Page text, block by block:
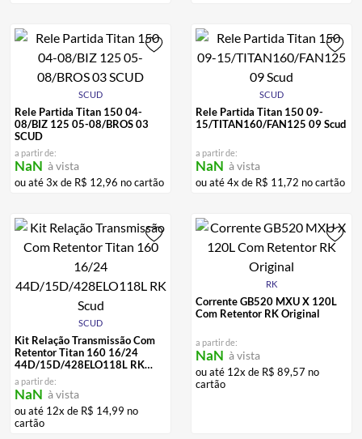
SCUD
Rele Partida Titan 150 04-
08/BIZ 125 05-08/BROS 03
SCUD
a partir de:
NaN à vista
ou até3x de R$ 12,96 no cartão
SCUD
Rele Partida Titan 150 09-
15/TITAN160/FAN125 09 Scud
a partir de:
NaN à vista
ou até4x de R$ 11,72 no cartão
SCUD
Kit Relação Transmissão Com
Retentor Titan 160 16/24
44D/15D/428ELO118L RK
Scud
a partir de:
NaN à vista
ou até 12x de R$ 14,99 no
cartão
RK
Corrente GB520 MXU X 120L
Com Retentor RK Original
a partir de:
NaN à vista
ou até 12x de R$ 89,57 no
cartão